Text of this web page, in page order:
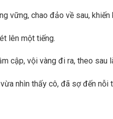
vững, chao đảo về sau,
lên một tiếng.
cập, vội vàng đi ra, theo sau
nhìn thấy cô, đã sợ đến nỗi